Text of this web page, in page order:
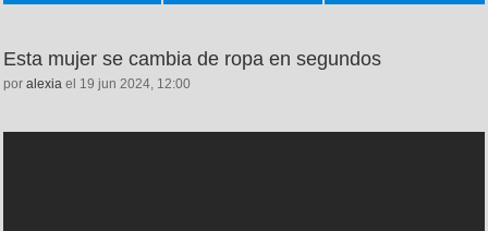
Esta mujer se cambia de ropa en segundos
por alexia el 19 jun 2024, 12:00